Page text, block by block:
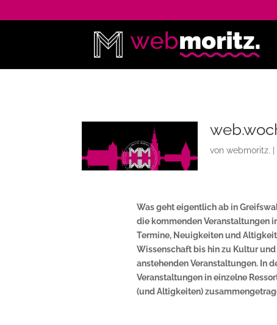
vonwebmoritz. |
Was geht eigentlich ab in
die kommenden Veranstaltungen
Termine, Neuigkeiten und
Wissenschaft bis hin zu Kultur
anstehenden Veranstaltungen. In
Veranstaltungen in einzelne
(und Altigkeiten)